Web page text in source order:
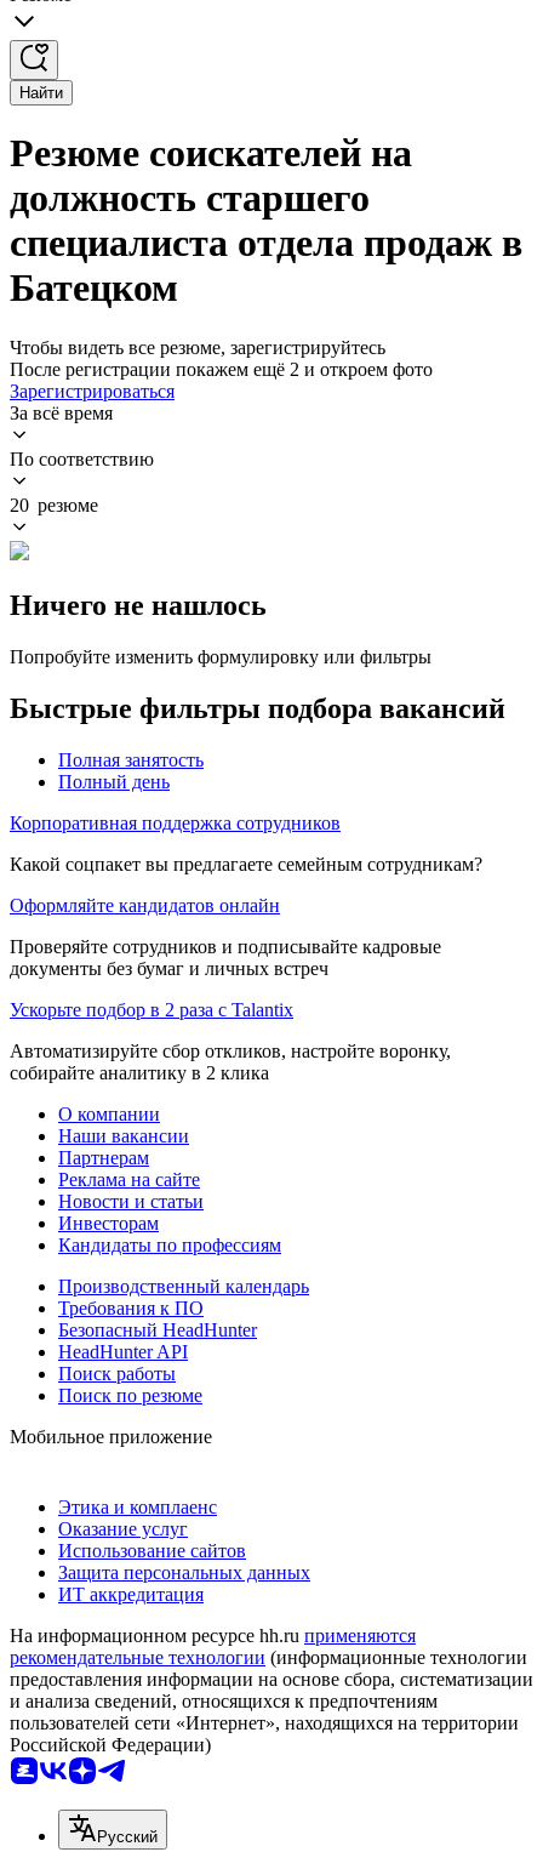
Найти
Резюме соискателей на
должность старшего
специалиста отдела продаж в
Батецком
Чтобы видеть все резюме, зарегистрируйтесь
После регистрации покажем ещё 2 и откроем фото
Зарегистрироваться
За всё время
По соответствию
20 резюме
Ничего не нашлось
Попробуйте изменить формулировку или фильтры
Быстрые фильтры подбора вакансий
Полная занятость
Полный день
Корпоративная поддержка сотрудников
Какой соцпакет вы предлагаете семейным сотрудникам?
Оформляйте кандидатов онлайн
Проверяйте сотрудников и подписывайте кадровые
документы без бумаг и личных встреч
Ускорьте подбор в 2 раза с Talantix
Автоматизируйте сбор откликов, настройте воронку,
собирайте аналитику в 2 клика
О компании
Наши вакансии
Партнерам
Реклама на сайте
Новости и статьи
Инвесторам
Кандидаты по профессиям
Производственный календарь
Требования к ПО
Безопасный HeadHunter
HeadHunter API
Поиск работы
Поиск по резюме
Мобильное приложение
Этика и комплаенс
Оказание услуг
Использование сайтов
Защита персональных данных
ИТ аккредитация
На информационном ресурсе hh.ru применяются
рекомендательные технологии (информационные технологии
предоставления информации на основе сбора, систематизации
и анализа сведений, относящихся к предпочтениям
пользователей сети «Интернет», находящихся на территории
Российской Федерации)
Русский